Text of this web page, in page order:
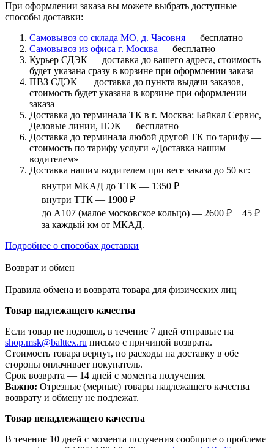
При оформлении заказа вы можете выбрать доступные
способы доставки:
Самовывоз со склада МО, д. Часовня — бесплатно
Самовывоз из офиса г. Москва — бесплатно
Курьер СДЭК — доставка до вашего адреса, стоимость
будет указана сразу в корзине при оформлении заказа
ПВЗ СДЭК — доставка до пункта выдачи заказов,
стоимость будет указана в корзине при оформлении
заказа
Доставка до терминала ТК в г. Москва: Байкал Сервис,
Деловые линии, ПЭК — бесплатно
Доставка до терминала любой другой ТК по тарифу —
стоимость по тарифу услуги «Доставка нашим
водителем»
Доставка нашим водителем при весе заказа до 50 кг:
внутри МКАД до ТТК — 1350 ₽
внутри ТТК — 1900 ₽
до А107 (малое московское кольцо) — 2600 ₽ + 45 ₽
за каждый км от МКАД.
Подробнее о способах доставки
Возврат и обмен
Правила обмена и возврата товара для физических лиц
Товар надлежащего качества
Если товар не подошел, в течение 7 дней отправьте на
shop.msk@balttex.ru письмо с причиной возврата.
Стоимость товара вернут, но расходы на доставку в обе
стороны оплачивает покупатель.
Срок возврата — 14 дней с момента получения.
Важно: Отрезные (мерные) товары надлежащего качества
возврату и обмену не подлежат.
Товар ненадлежащего качества
В течение 10 дней с момента получения сообщите о проблеме